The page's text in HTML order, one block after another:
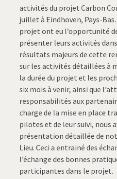
activités du projet Carbon
juillet à Eindhoven, Pays-
projet ont eu l’opportunité
présenter leurs activités
résultats majeurs de cette
sur les activités détaillées à
la durée du projet et les
six mois à venir, ainsi que
responsabilités aux
charge de la mise en place
pilotes et de leur suivi, nous
présentation détaillée de
Lieu. Ceci a entrainé des
l’échange des bonnes
participantes dans le projet.